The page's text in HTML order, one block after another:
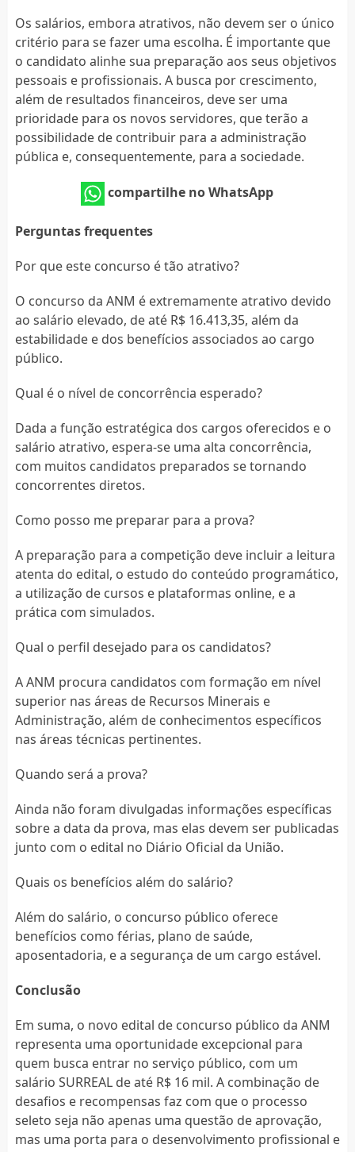
Os salários, embora atrativos, não devem ser o único
critério para se fazer uma escolha. É importante que
o candidato alinhe sua preparação aos seus objetivos
pessoais e profissionais. A busca por crescimento,
além de resultados financeiros, deve ser uma
prioridade para os novos servidores, que terão a
possibilidade de contribuir para a administração
pública e, consequentemente, para a sociedade.
compartilhe no WhatsApp
Perguntas frequentes
Por que este concurso é tão atrativo?
O concurso da ANM é extremamente atrativo devido
ao salário elevado, de até R$ 16.413,35, além da
estabilidade e dos benefícios associados ao cargo
público.
Qual é o nível de concorrência esperado?
Dada a função estratégica dos cargos oferecidos e o
salário atrativo, espera-se uma alta concorrência,
com muitos candidatos preparados se tornando
concorrentes diretos.
Como posso me preparar para a prova?
A preparação para a competição deve incluir a leitura
atenta do edital, o estudo do conteúdo programático,
a utilização de cursos e plataformas online, e a
prática com simulados.
Qual o perfil desejado para os candidatos?
A ANM procura candidatos com formação em nível
superior nas áreas de Recursos Minerais e
Administração, além de conhecimentos específicos
nas áreas técnicas pertinentes.
Quando será a prova?
Ainda não foram divulgadas informações específicas
sobre a data da prova, mas elas devem ser publicadas
junto com o edital no Diário Oficial da União.
Quais os benefícios além do salário?
Além do salário, o concurso público oferece
benefícios como férias, plano de saúde,
aposentadoria, e a segurança de um cargo estável.
Conclusão
Em suma, o novo edital de concurso público da ANM
representa uma oportunidade excepcional para
quem busca entrar no serviço público, com um
salário SURREAL de até R$ 16 mil. A combinação de
desafios e recompensas faz com que o processo
seleto seja não apenas uma questão de aprovação,
mas uma porta para o desenvolvimento profissional e